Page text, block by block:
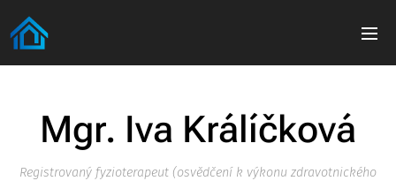
Mgr. Iva Králíčková
Registrovaný fyzioterapeut (osvědčení k výkonu zdravotnického